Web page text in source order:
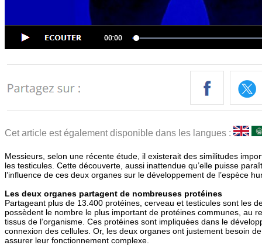
Cet article est également disponible dans les langues :
Messieurs, selon une récente étude, il existerait des similitudes
les testicules. Cette découverte, aussi inattendue qu’elle puisse
l’influence de ces deux organes sur le développement de l’espèce
Les deux organes partagent de nombreuses protéines
Partageant plus de 13.400 protéines, cerveau et testicules sont les
possèdent le nombre le plus important de protéines communes, au
tissus de l’organisme. Ces protéines sont impliquées dans le
connexion des cellules. Or, les deux organes ont justement besoin
assurer leur fonctionnement complexe.